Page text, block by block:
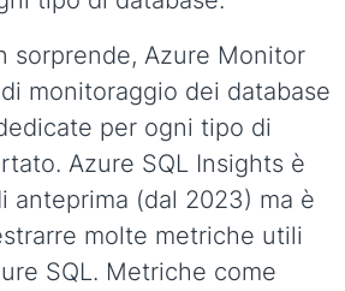
sorprende, Azure Monitor
monitoraggio dei database
per ogni tipo di
Azure SQL Insights è
anteprima (dal 2023) ma è
molte metriche utili
SQL. Metriche come